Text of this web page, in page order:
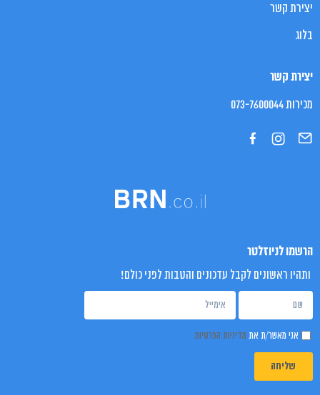
יצירת קשר
בלוג
יצירת קשר
מכירות 073-7600044
הרשמו לניוזלטר
ותהיו ראשונים לקבל עדכונים והטבות לפני כולם!
אני מאשר/ת את מדיניות הפרטיות
שליחה